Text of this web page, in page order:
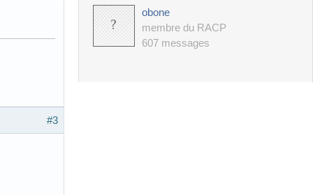
#3
obone
membre du RACP
607 messages